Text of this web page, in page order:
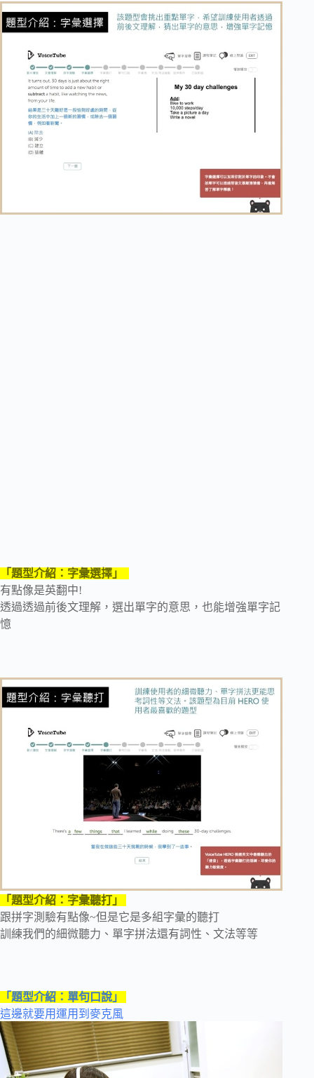
「題型介紹：字彙選擇」
有點像是英翻中!
透過透過前後文理解，選出單字的意思，也能增強單字記
憶
「題型介紹：字彙聽打」
跟拼字測驗有點像~但是它是多組字彙的聽打
訓練我們的細微聽力、單字拼法還有詞性、文法等等
「題型介紹：單句口說」
這邊就要用運用到麥克風